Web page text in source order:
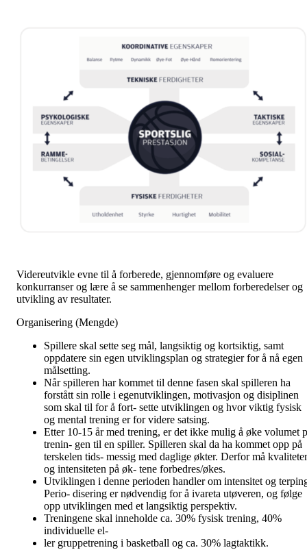
Videreutvikle evne til å forberede, gjennomføre og evaluere
konkurranser og lære å se sammenhenger mellom forberedelser og
utvikling av resultater.
Organisering (Mengde)
Spillere skal sette seg mål, langsiktig og kortsiktig, samt
oppdatere sin egen utviklingsplan og strategier for å nå egen
målsetting.
Når spilleren har kommet til denne fasen skal spilleren ha
forstått sin rolle i egenutviklingen, motivasjon og disiplinen
som skal til for å fort- sette utviklingen og hvor viktig fysisk
og mental trening er for videre satsing.
Etter 10-15 år med trening, er det ikke mulig å øke volumet
trenin- gen til en spiller. Spilleren skal da ha kommet opp på
terskelen tids- messig med daglige økter. Derfor må
og intensiteten på øk- tene forbedres/økes.
Utviklingen i denne perioden handler om intensitet og
Perio- disering er nødvendig for å ivareta utøveren, og følge
opp utviklingen med et langsiktig perspektiv.
Treningene skal inneholde ca. 30% fysisk trening, 40%
individuelle el-
ler gruppetrening i basketball og ca. 30% lagtaktikk.